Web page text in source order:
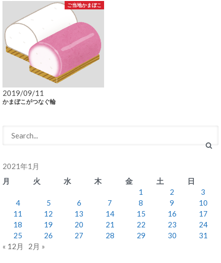
ご当地かまぼこ
2019/09/11
かまぼこがつなぐ輪
2021年1月
月
火 水 木 金 土
日
1
2
3
4
5 6 7 8 9
10
11
12 13 14 15 16
17
18
19 20 21 22 23
24
25
26 27 28 29 30
31
« 12月
2月 »